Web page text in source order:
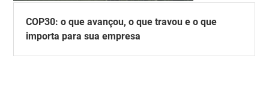
COP30: o que avançou, o que travou e o que
importa para sua empresa